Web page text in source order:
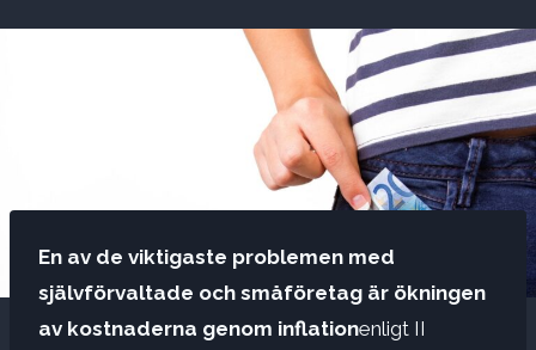
En av de viktigaste problemen med
självförvaltade och småföretag är ökningen
av kostnaderna genom inflationenligt II